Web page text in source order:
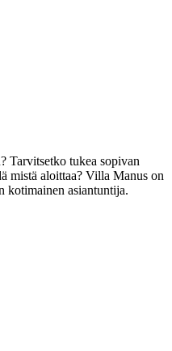
Tarvitsetko tukea sopivan
mistä aloittaa? Villa Manus on
kotimainen asiantuntija.